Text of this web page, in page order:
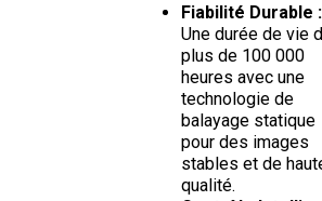
Fiabilité Durable :
Une durée de vie
plus de 100 000
heures avec une
technologie de
balayage statique
pour des images
stables et de
qualité.